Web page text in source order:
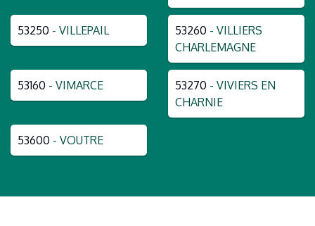
53250 - VILLEPAIL 53260 - VILLIERS
CHARLEMAGNE
53160 - VIMARCE 53270 - VIVIERS EN
CHARNIE
53600 - VOUTRE